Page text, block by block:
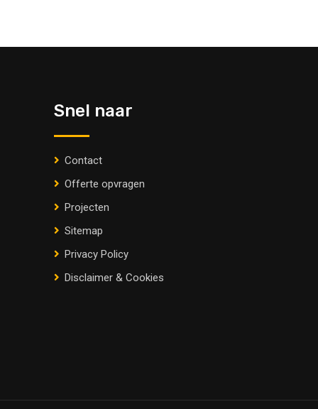
Snel naar
Contact
Offerte opvragen
Projecten
Sitemap
Privacy Policy
Disclaimer & Cookies